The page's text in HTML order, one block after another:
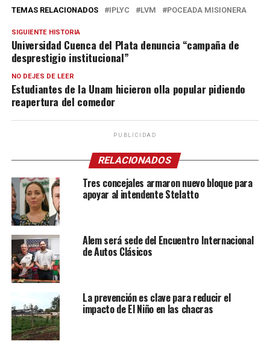
TEMAS RELACIONADOS IPLYC LVM POCEADA MISIONERA
SIGUIENTE HISTORIA
Universidad Cuenca del Plata denuncia “campaña de
desprestigio institucional”
NO DEJES DE LEER
Estudiantes de la Unam hicieron olla popular pidiendo
reapertura del comedor
PUBLICIDAD
RELACIONADOS
Tres concejales armaron nuevo bloque para
apoyar al intendente Stelatto
Alem será sede del Encuentro Internacional
de Autos Clásicos
La prevención es clave para reducir el
impacto de El Niño en las chacras